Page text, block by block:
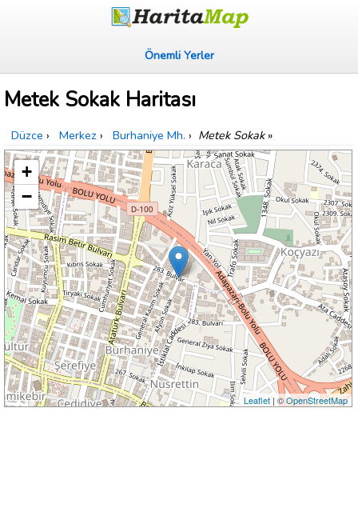
Önemli Yerler
Metek Sokak Haritası
Düzce › Merkez › Burhaniye Mh. › Metek Sokak»
+
−
Leaflet| ©OpenStreetMap